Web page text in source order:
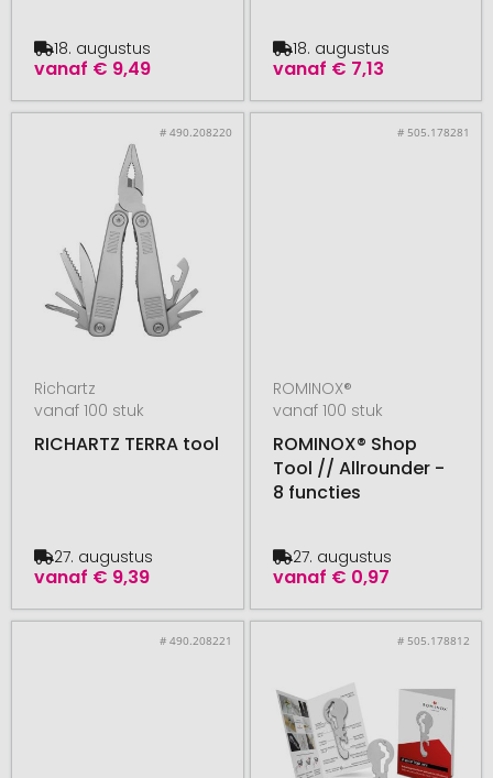
vanaf € 9,49
18. augustus
vanaf € 7,13
18. augustus
# 490.208220
Richartz
vanaf 100 stuk
RICHARTZ TERRA tool
vanaf € 9,39
27. augustus
# 505.178281
ROMINOX®
vanaf 100 stuk
ROMINOX® Shop
Tool // Allrounder -
8 functies
vanaf € 0,97
27. augustus
# 490.208221 # 505.178812